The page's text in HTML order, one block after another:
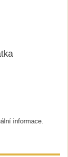
informace.